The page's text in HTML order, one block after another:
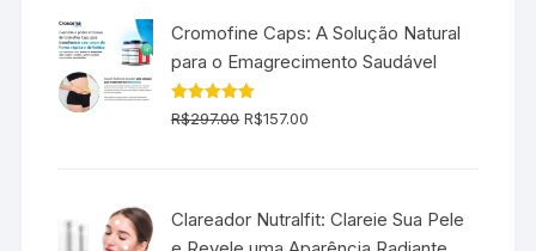
Cromofine Caps: A Solução Natural
para o Emagrecimento Saudável
Avaliação
5.00de 5
R$297.00 O
R$297.00.
R$157.00
R$157.00.
Clareador Nutralfit: Clareie Sua Pele